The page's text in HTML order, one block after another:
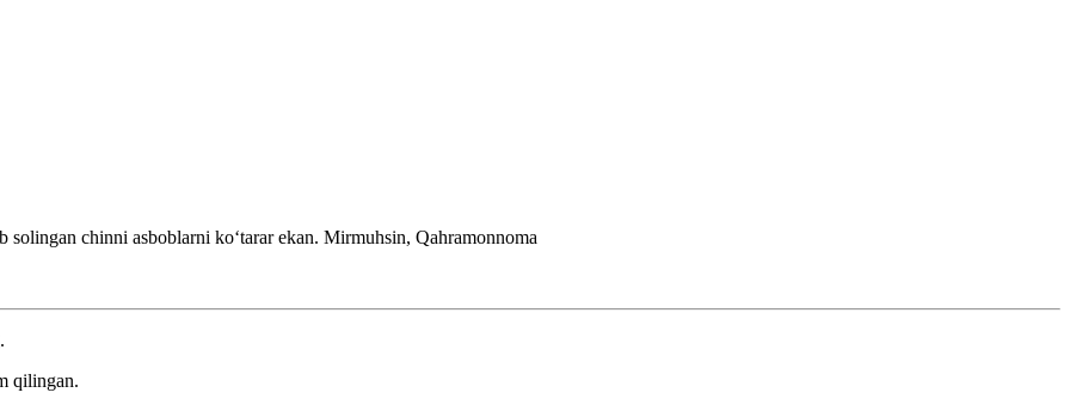
chinni asboblarni koʻtarar ekan. Mirmuhsin, Qahramonnoma
qilingan.